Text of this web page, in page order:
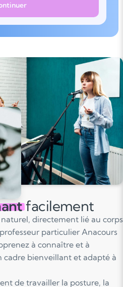
facilement
directement lié au corps
particulier Anacours
à connaître et à
cadre bienveillant et adapté à
de travailler la posture, la